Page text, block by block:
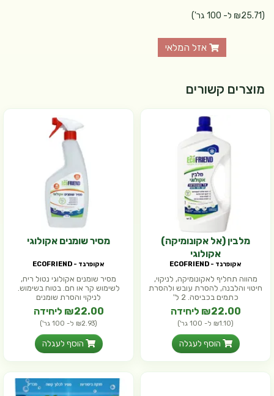
(₪25.71 ל- 100 גר')
אזל המלאי
מוצרים קשורים
מלבין (אל אקונומיקה)
אקולוגי
אקופרנד - ECOFRIEND
מהווה תחליף לאקונומיקה, לניקוי,
חיטוי והלבנה, להסרת עובש ולהסרת
כתמים בכביסה. 2 ל'
₪22.00 ליחידה
(₪1.10 ל- 100 גר')
הוסף לעגלה
מסיר שומנים אקולוגי
אקופרנד - ECOFRIEND
מסיר שומנים אקולוגי נטול ריח,
לשימוש קר או חם. בטוח בשימוש.
לניקוי והסרת שומנים
₪22.00 ליחידה
(₪2.93 ל- 100 גר')
הוסף לעגלה